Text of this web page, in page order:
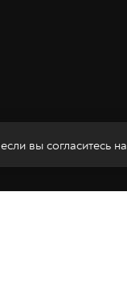
вы согласитесь на